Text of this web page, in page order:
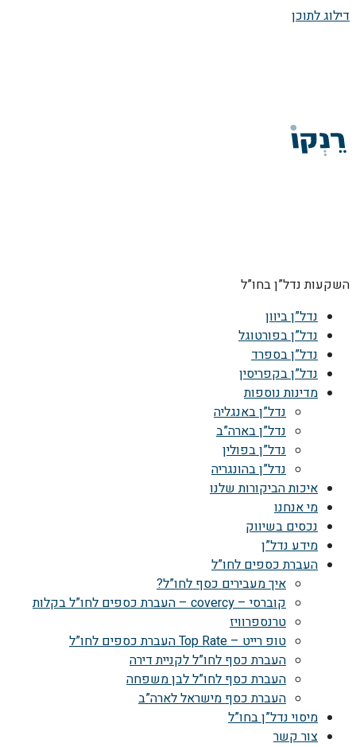
דילוג לתוכן
השקעות נדל”ן בחו”ל
נדל”ן ביוון
נדל”ן בפורטוגל
נדל”ן בספרד
נדל”ן בקפריסין
מדינות נוספות
נדל”ן באנגליה
נדל”ן בארה”ב
נדל”ן בפולין
נדל”ן בהונגריה
איכות הביקורות שלנו
מי אנחנו
נכסים בשיווק
מידע נדל”ן
העברת כספים לחו”ל
איך מעבירים כסף לחו”ל?
קוברסי – covercy – העברת כספים לחו”ל בקלות
טרנספרוויז
טופ רייט – Top Rate העברת כספים לחו”ל
העברת כסף לחו”ל לקניית דירה
העברת כסף לחו”ל לבן משפחה
העברת כסף מישראל לארה”ב
מיסוי נדל”ן בחו”ל
צור קשר